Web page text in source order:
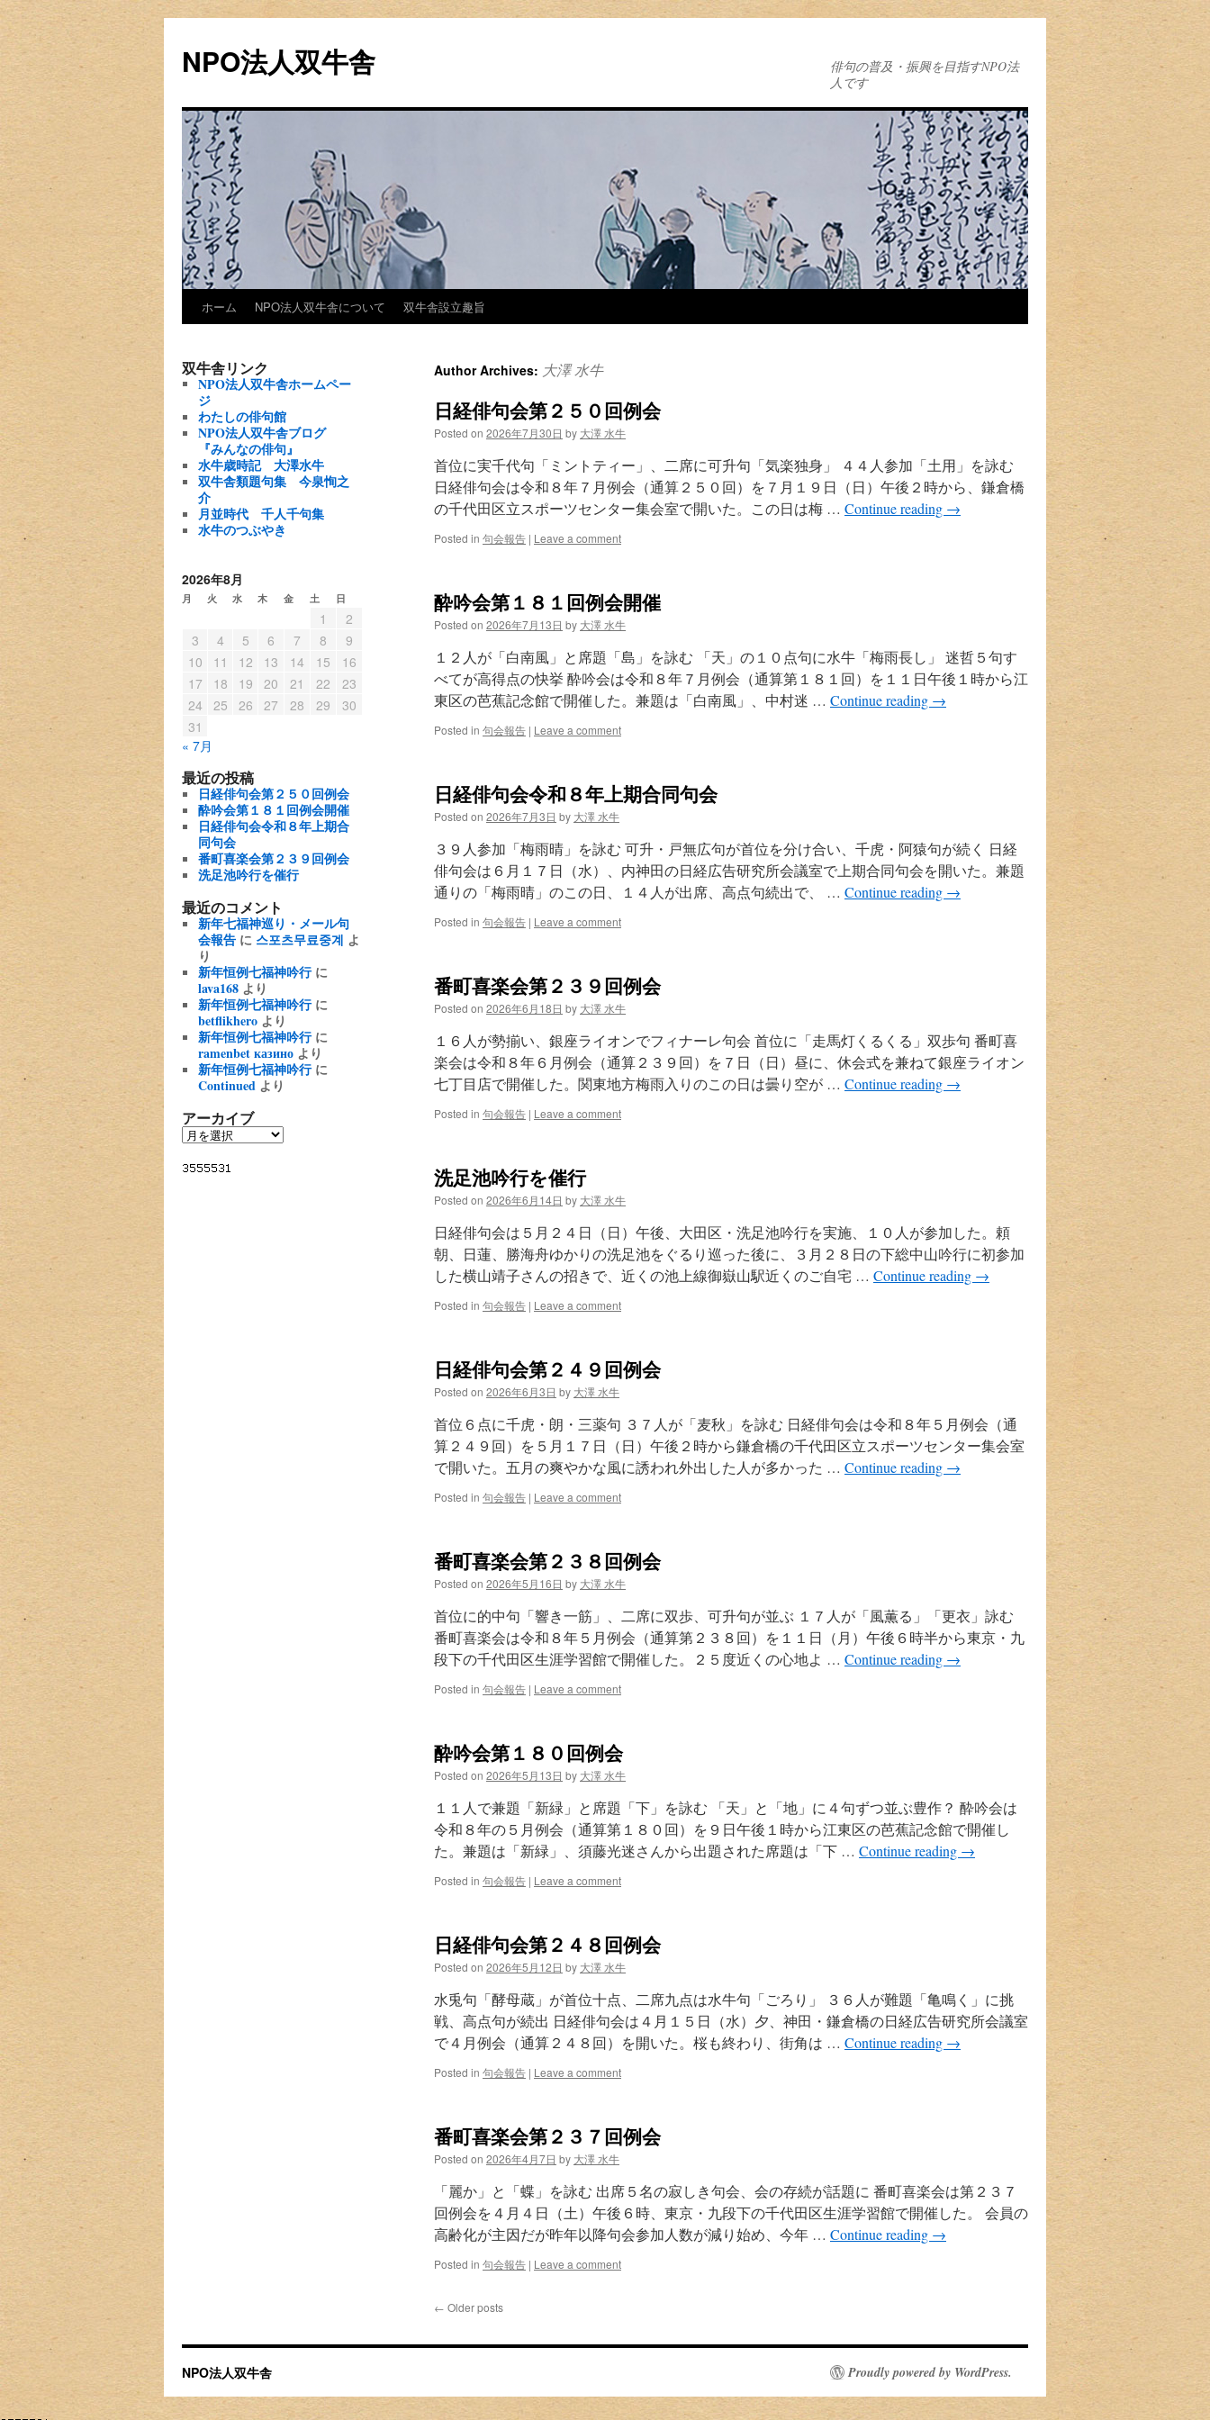
NPO法人双牛舎
俳句の普及・振興を目指すNPO法
人です
Skip
content
ホーム NPO法人双牛舎について 双牛舎設立趣旨
Author Archives: 大澤 水牛
日経俳句会第２５０回例会
Posted on 2026年7月30日 by 大澤 水牛
首位に実千代句「ミントティー」、二席に可升句「気楽独身」 ４４人参加「土用」を詠む
日経俳句会は令和８年７月例会（通算２５０回）を７月１９日（日）午後２時から、鎌倉橋
の千代田区立スポーツセンター集会室で開いた。この日は梅 … Continue reading →
Posted in 句会報告 | Leave a comment
酔吟会第１８１回例会開催
Posted on 2026年7月13日 by 大澤 水牛
１２人が「白南風」と席題「島」を詠む 「天」の１０点句に水牛「梅雨長し」 迷哲５句す
べてが高得点の快挙 酔吟会は令和８年７月例会（通算第１８１回）を１１日午後１時から江
東区の芭蕉記念館で開催した。兼題は「白南風」、中村迷 … Continue reading →
Posted in 句会報告 | Leave a comment
日経俳句会令和８年上期合同句会
Posted on 2026年7月3日 by 大澤 水牛
３９人参加「梅雨晴」を詠む 可升・戸無広句が首位を分け合い、千虎・阿猿句が続く 日経
俳句会は６月１７日（水）、内神田の日経広告研究所会議室で上期合同句会を開いた。兼題
通りの「梅雨晴」のこの日、１４人が出席、高点句続出で、 … Continue reading →
Posted in 句会報告 | Leave a comment
番町喜楽会第２３９回例会
Posted on 2026年6月18日 by 大澤 水牛
１６人が勢揃い、銀座ライオンでフィナーレ句会 首位に「走馬灯くるくる」双歩句 番町喜
楽会は令和８年６月例会（通算２３９回）を７日（日）昼に、休会式を兼ねて銀座ライオン
七丁目店で開催した。関東地方梅雨入りのこの日は曇り空が … Continue reading →
Posted in 句会報告 | Leave a comment
洗足池吟行を催行
Posted on 2026年6月14日 by 大澤 水牛
日経俳句会は５月２４日（日）午後、大田区・洗足池吟行を実施、１０人が参加した。頼
朝、日蓮、勝海舟ゆかりの洗足池をぐるり巡った後に、３月２８日の下総中山吟行に初参加
した横山靖子さんの招きで、近くの池上線御嶽山駅近くのご自宅 … Continue reading →
Posted in 句会報告 | Leave a comment
日経俳句会第２４９回例会
Posted on 2026年6月3日 by 大澤 水牛
首位６点に千虎・朗・三薬句 ３７人が「麦秋」を詠む 日経俳句会は令和８年５月例会（通
算２４９回）を５月１７日（日）午後２時から鎌倉橋の千代田区立スポーツセンター集会室
で開いた。五月の爽やかな風に誘われ外出した人が多かった … Continue reading →
Posted in 句会報告 | Leave a comment
番町喜楽会第２３８回例会
Posted on 2026年5月16日 by 大澤 水牛
首位に的中句「響き一筋」、二席に双歩、可升句が並ぶ １７人が「風薫る」「更衣」詠む
番町喜楽会は令和８年５月例会（通算第２３８回）を１１日（月）午後６時半から東京・九
段下の千代田区生涯学習館で開催した。２５度近くの心地よ … Continue reading →
Posted in 句会報告 | Leave a comment
酔吟会第１８０回例会
Posted on 2026年5月13日 by 大澤 水牛
１１人で兼題「新緑」と席題「下」を詠む 「天」と「地」に４句ずつ並ぶ豊作？ 酔吟会は
令和８年の５月例会（通算第１８０回）を９日午後１時から江東区の芭蕉記念館で開催し
た。兼題は「新緑」、須藤光迷さんから出題された席題は「下 … Continue reading →
Posted in 句会報告 | Leave a comment
日経俳句会第２４８回例会
Posted on 2026年5月12日 by 大澤 水牛
水兎句「酵母蔵」が首位十点、二席九点は水牛句「ごろり」 ３６人が難題「亀鳴く」に挑
戦、高点句が続出 日経俳句会は４月１５日（水）夕、神田・鎌倉橋の日経広告研究所会議室
で４月例会（通算２４８回）を開いた。桜も終わり、街角は … Continue reading →
Posted in 句会報告 | Leave a comment
番町喜楽会第２３７回例会
Posted on 2026年4月7日 by 大澤 水牛
「麗か」と「蝶」を詠む 出席５名の寂しき句会、会の存続が話題に 番町喜楽会は第２３７
回例会を４月４日（土）午後６時、東京・九段下の千代田区生涯学習館で開催した。 会員の
高齢化が主因だが昨年以降句会参加人数が減り始め、今年 … Continue reading →
Posted in 句会報告 | Leave a comment
← Older posts
双牛舎リンク
NPO法人双牛舎ホームペー
ジ
わたしの俳句館
NPO法人双牛舎ブログ
『みんなの俳句』
水牛歳時記大澤水牛
双牛舎類題句集 今泉恂之
介
月並時代 千人千句集
水牛のつぶやき
2026年8月
月 火 水 木 金 土 日
« 7月
1
2
3
4 5 6 7 8
9
10
11 12 13 14 15
16
17
18 19 20 21 22
23
24
25 26 27 28 29
30
31
最近の投稿
日経俳句会第２５０回例会
酔吟会第１８１回例会開催
日経俳句会令和８年上期合
同句会
番町喜楽会第２３９回例会
洗足池吟行を催行
最近のコメント
新年七福神巡り・メール句
会報告 に 스포츠무료중계 よ
り
新年恒例七福神吟行に
lava168 より
新年恒例七福神吟行に
betflikhero より
新年恒例七福神吟行に
ramenbet казино より
新年恒例七福神吟行に
Continued より
アーカイブ
NPO法人双牛舎 Proudly powered by WordPress.